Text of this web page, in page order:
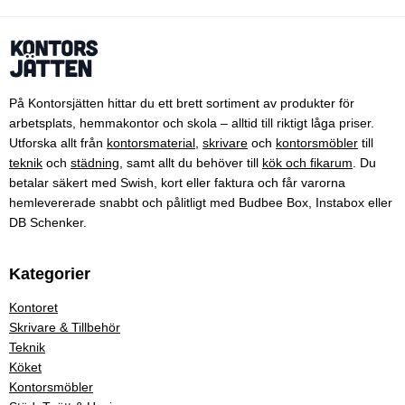
På Kontorsjätten hittar du ett brett sortiment av produkter för
arbetsplats, hemmakontor och skola – alltid till riktigt låga priser.
Utforska allt från kontorsmaterial skrivare och kontorsmöbler till
teknik och städning , samt allt du behöver till kök och fikarum . Du
betalar säkert med Swish, kort eller faktura och får varorna
hemlevererade snabbt och pålitligt med Budbee Box, Instabox eller
DB Schenker.
Kategorier
Kontoret
Skrivare & Tillbehör
Teknik
Köket
Kontorsmöbler